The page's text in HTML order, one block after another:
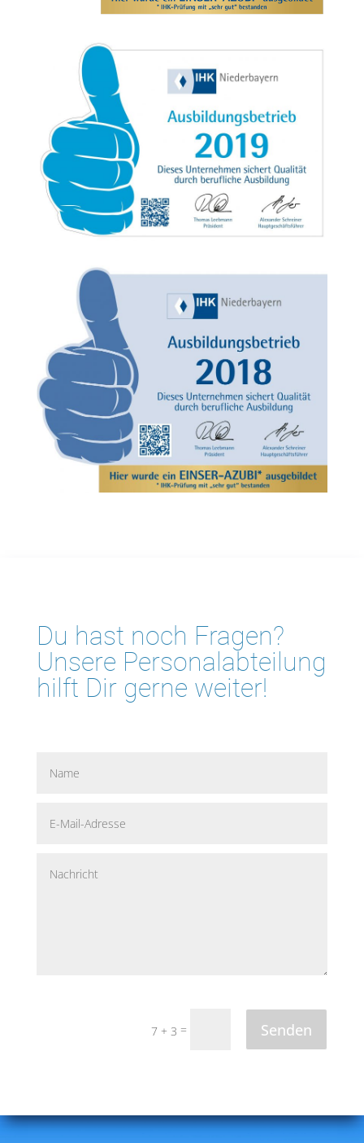
Du hast noch Fragen?
Unsere Personalabteilung
hilft Dir gerne weiter!
7 + 3 = Senden